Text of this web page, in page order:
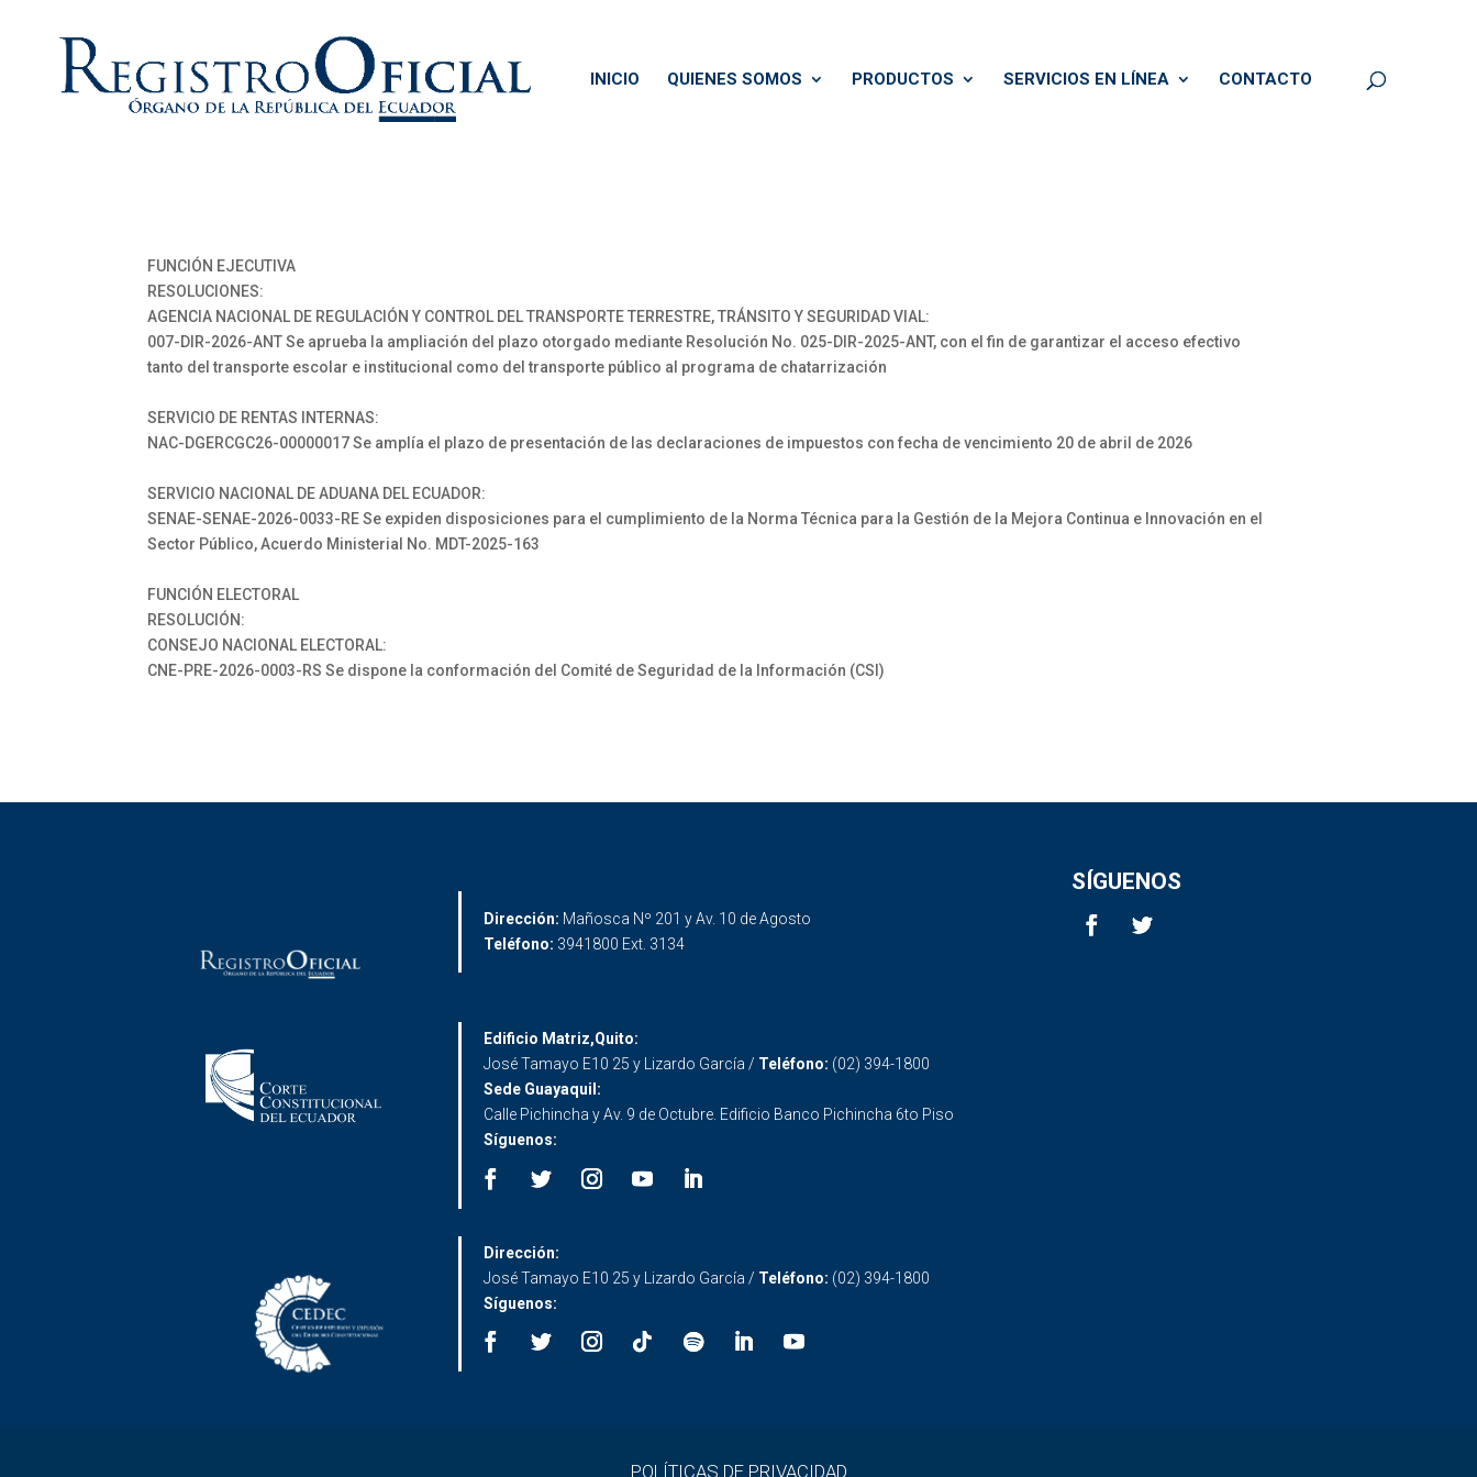
INICIO QUIENES SOMOS PRODUCTOS SERVICIOS EN LÍNEA CONTACTO
FUNCIÓN EJECUTIVA
RESOLUCIONES:
AGENCIA NACIONAL DE REGULACIÓN Y CONTROL DEL TRANSPORTE TERRESTRE, TRÁNSITO Y SEGURIDAD VIAL:
007-DIR-2026-ANT Se aprueba la ampliación del plazo otorgado mediante Resolución No. 025-DIR-2025-ANT, con el fin de garantizar el acceso efectivo
tanto del transporte escolar e institucional como del transporte público al programa de chatarrización
SERVICIO DE RENTAS INTERNAS:
NAC-DGERCGC26-00000017 Se amplía el plazo de presentación de las declaraciones de impuestos con fecha de vencimiento 20 de abril de 2026
SERVICIO NACIONAL DE ADUANA DEL ECUADOR:
SENAE-SENAE-2026-0033-RE Se expiden disposiciones para el cumplimiento de la Norma Técnica para la Gestión de la Mejora Continua e Innovación en el
Sector Público, Acuerdo Ministerial No. MDT-2025-163
FUNCIÓN ELECTORAL
RESOLUCIÓN:
CONSEJO NACIONAL ELECTORAL:
CNE-PRE-2026-0003-RS Se dispone la conformación del Comité de Seguridad de la Información (CSI)
Dirección: Mañosca Nº 201 y Av. 10 de Agosto
Teléfono: 3941800 Ext. 3134
SÍGUENOS
Edificio Matriz,Quito:
José Tamayo E10 25 y Lizardo García / Teléfono: (02) 394-1800
Sede Guayaquil:
Calle Pichincha y Av. 9 de Octubre. Edificio Banco Pichincha 6to Piso
Síguenos:
Dirección:
José Tamayo E10 25 y Lizardo García / Teléfono: (02) 394-1800
Síguenos:
POLÍTICAS DE PRIVACIDAD